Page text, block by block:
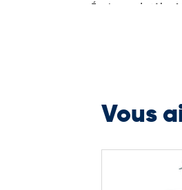
Épaisseur de tôle :
Capacité : 60 litres
des déchets en
intégration
Vous